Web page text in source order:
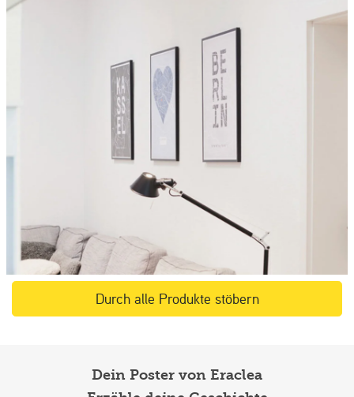
Durch alle Produkte stöbern
Dein Poster von Eraclea